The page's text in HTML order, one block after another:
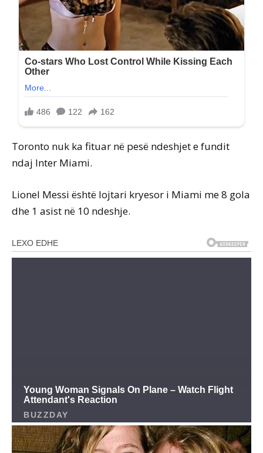
Toronto nuk ka fituar në pesë ndeshjet e fundit
ndaj Inter Miami.
Lionel Messi është lojtari kryesor i Miami me 8 gola
dhe 1 asist në 10 ndeshje.